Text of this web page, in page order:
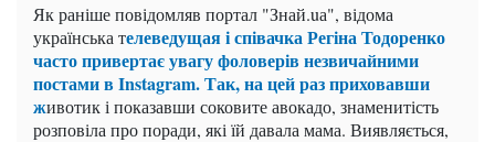
Як раніше повідомляв портал "Знай.uа", відома
українська телеведущая і співачка Регіна Тодоренко
часто привертає увагу фоловерів незвичайними
постами в Instagram. Так, на цей раз приховавши
животик і показавши соковите авокадо, знаменитість
розповіла про поради, які їй давала мама. Виявляється,